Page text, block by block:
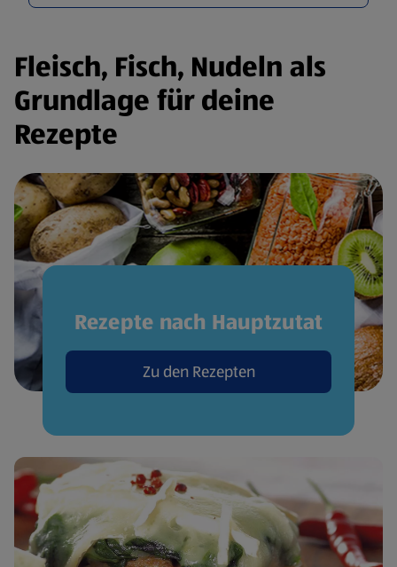
Fleisch, Fisch, Nudeln als
Grundlage für deine
Rezepte
Rezepte nach Hauptzutat
Zu den Rezepten